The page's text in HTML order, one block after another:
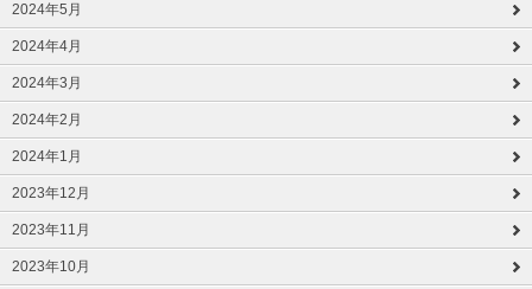
2024年5月
2024年4月
2024年3月
2024年2月
2024年1月
2023年12月
2023年11月
2023年10月